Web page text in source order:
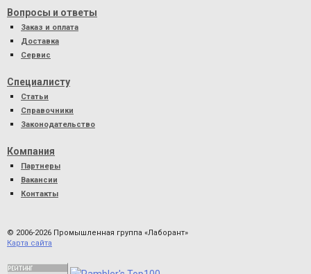
Вопросы и ответы
Заказ и оплата
Доставка
Сервис
Специалисту
Статьи
Справочники
Законодательство
Компания
Партнеры
Вакансии
Контакты
© 2006-2026 Промышленная группа «Лаборант»
Карта сайта